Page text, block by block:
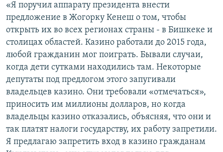
«Я поручил аппарату президента внести
предложение в Жогорку Кенеш о том, чтобы
открыть их во всех регионах страны - в Бишкеке и
столицах областей. Казино работали до 2015 года,
любой гражданин мог поиграть. Бывали случаи,
когда дети сутками находились там. Некоторые
депутаты под предлогом этого запугивали
владельцев казино. Они требовали «отмечаться»,
приносить им миллионы долларов, но когда
владельцы казино отказались, объясняя, что они и
так платят налоги государству, их работу запретили.
Я предлагаю запретить вход в казино гражданам